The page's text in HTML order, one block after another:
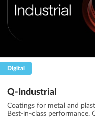
Digital
Q-Industrial
Coatings for metal and
Best-in-class performance.